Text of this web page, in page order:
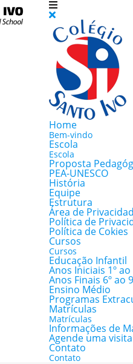
Home
Bem-vindo
Escola
Escola
Proposta
PEA-UNESCO
História
Equipe
Estrutura
Área de
Política de
Política de Cokies
Cursos
Cursos
Educação Infantil
Anos Iniciais 1º ao
Anos Finais 6º ao
Ensino Médio
Programas
Matrículas
Matrículas
Informações de
Agende uma visita
Contato
Contato